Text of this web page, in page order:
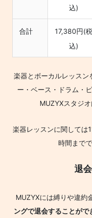
込)
合計
17,380円(税
込)
楽器とボーカルレッスン
ー・ベース・ドラム・
MUZYXスタジ
楽器レッスンに関しては
時間まで
退
MUZYXには縛りや違約
ングで退会することがで